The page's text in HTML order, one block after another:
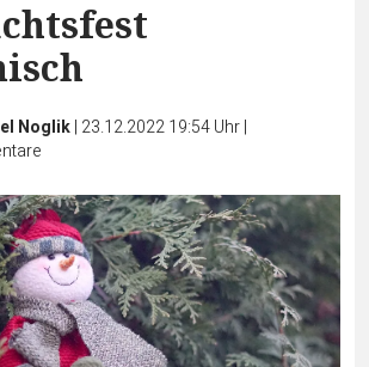
Noglik| 23.12.2022 19:54 Uhr|